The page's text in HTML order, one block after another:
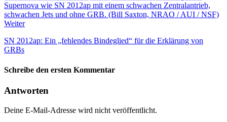
Weiter
SN 2012ap: Ein „fehlendes Bindeglied“ für die Erklärung von
GRBs
Schreibe den ersten Kommentar
Antworten
Deine E-Mail-Adresse wird nicht veröffentlicht.